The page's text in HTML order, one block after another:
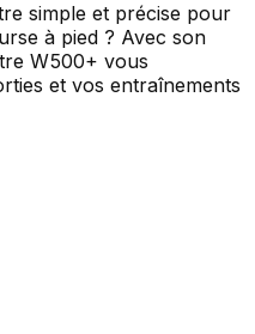
simple et précise pour
à pied ? Avec son
W500+ vous
et vos entraînements